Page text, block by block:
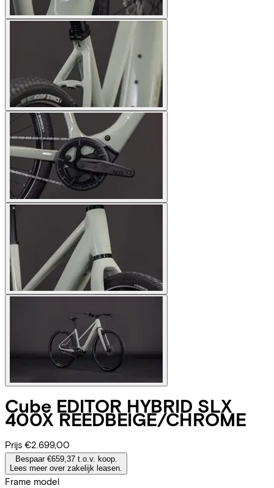
Cube EDITOR HYBRID SLX
400X REEDBEIGE/CHROME
Prijs €2.699,00
Bespaar €659,37 t.o.v. koop.
Lees meer over zakelijk leasen.
Frame model